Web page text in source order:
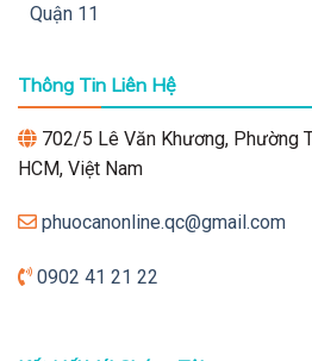
Quận 11
Thông Tin Liên Hệ
702/5 Lê Văn Khương, Phường
HCM, Việt Nam
phuocanonline.qc@gmail.com
0902 41 21 22